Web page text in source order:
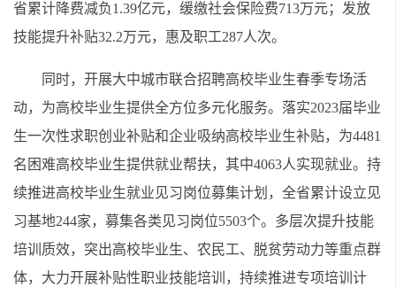
省累计降费减负1.39亿元，缓缴社会保险费713万元；发放
技能提升补贴32.2万元，惠及职工287人次。
同时，开展大中城市联合招聘高校毕业生春季专场活
动，为高校毕业生提供全方位多元化服务。落实2023届毕业
生一次性求职创业补贴和企业吸纳高校毕业生补贴，为4481
名困难高校毕业生提供就业帮扶，其中4063人实现就业。持
续推进高校毕业生就业见习岗位募集计划，全省累计设立见
习基地244家，募集各类见习岗位5503个。多层次提升技能
培训质效，突出高校毕业生、农民工、脱贫劳动力等重点群
体，大力开展补贴性职业技能培训，持续推进专项培训计